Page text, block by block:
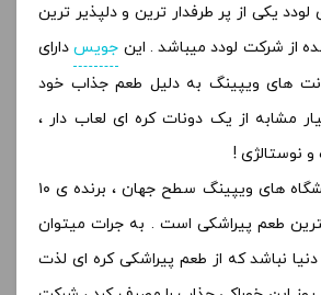
یکی از پر طرفدار ترین و دلپذیر ترین
از شرکت لودد میباشد . این جویسدارای
های ویپینگ به دلیل طعم جذاب خود
مشابه از یک دونات کره ای لعاب دار ،
نوستالژی !
این محصول در نمایشگاه های ویپینگ سطح جهان ، برنده ی ۱۰
طعم پیراشکی است . به جرات میتوان
نباشد که از طعم پیراشکی کره ای لذت